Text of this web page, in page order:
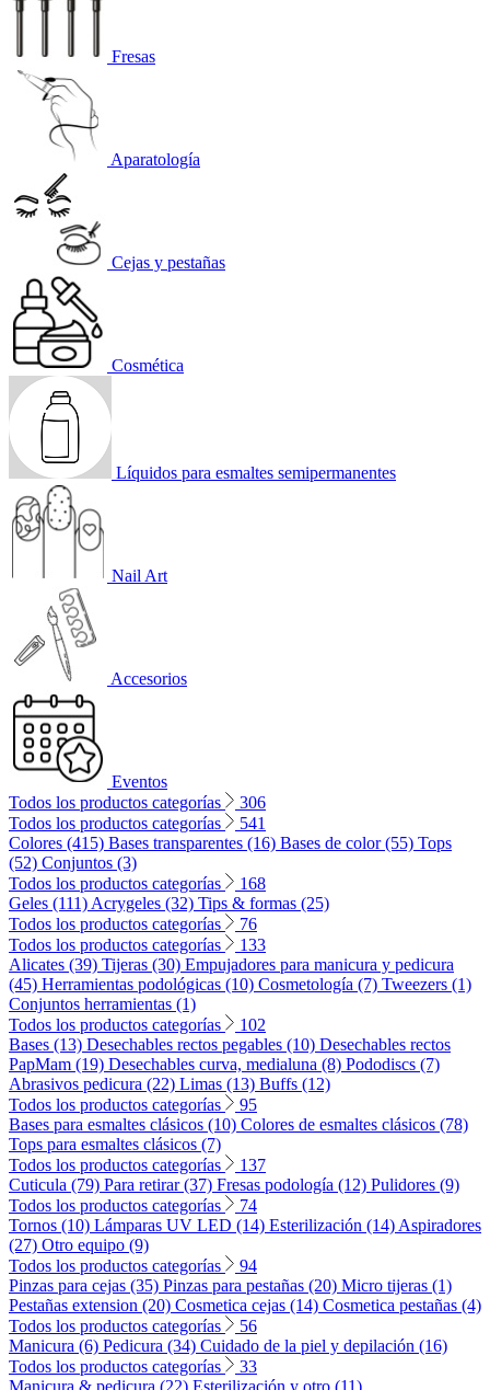
Fresas
Aparatología
Cejas y pestañas
Cosmética
Líquidos para esmaltes semipermanentes
Nail Art
Accesorios
Eventos
Todos los productos categorías
306
Todos los productos categorías
541
Colores (415) Bases transparentes (16) Bases de color (55) Tops
(52) Conjuntos (3)
Todos los productos categorías
168
Geles (111) Acrygeles (32) Tips & formas (25)
Todos los productos categorías
76
Todos los productos categorías
133
Alicates (39) Tijeras (30) Empujadores para manicura y pedicura
(45) Herramientas podológicas (10) Cosmetología (7) Tweezers (1)
Conjuntos herramientas (1)
Todos los productos categorías
102
Bases (13) Desechables rectos pegables (10) Desechables rectos
PapMam (19) Desechables curva, medialuna (8) Pododiscs (7)
Abrasivos pedicura (22) Limas (13) Buffs (12)
Todos los productos categorías
95
Bases para esmaltes clásicos (10) Colores de esmaltes clásicos (78)
Tops para esmaltes clásicos (7)
Todos los productos categorías
137
Cuticula (79) Para retirar (37) Fresas podología (12) Pulidores (9)
Todos los productos categorías
74
Tornos (10) Lámparas UV LED (14) Esterilización (14) Aspiradores
(27) Otro equipo (9)
Todos los productos categorías
94
Pinzas para cejas (35) Pinzas para pestañas (20) Micro tijeras (1)
Pestañas extension (20) Cosmetica cejas (14) Cosmetica pestañas (4)
Todos los productos categorías
56
Manicura (6) Pedicura (34) Cuidado de la piel y depilación (16)
Todos los productos categorías
33
Manicura & pedicura (22) Esterilización y otro (11)